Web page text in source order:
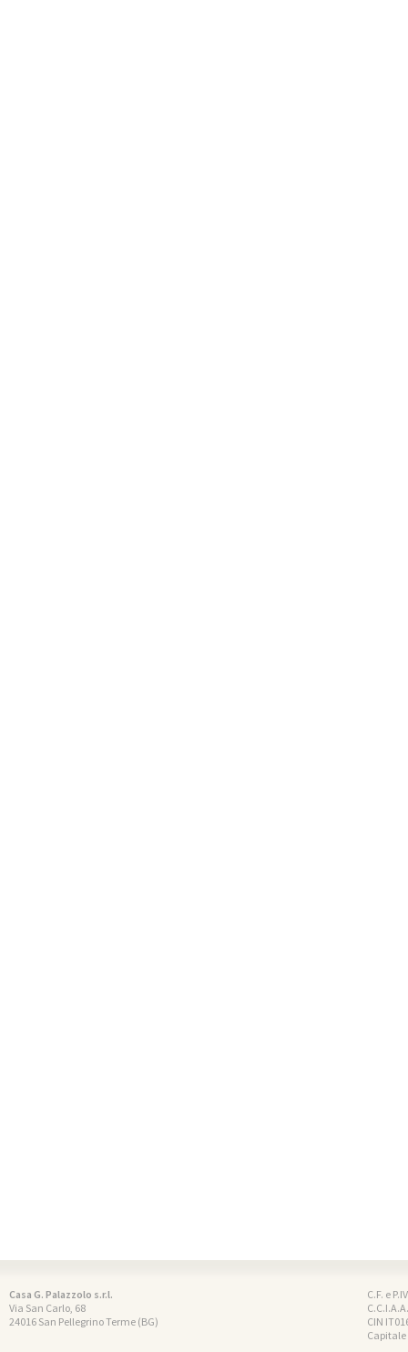
Casa G. Palazzolo s.r.l.
Via San Carlo, 68
24016 San Pellegrino Terme (BG)
C.F. e
CIN
Capitale